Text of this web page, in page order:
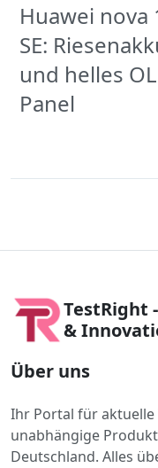
Huawei nova
SE:
und helles
Panel
TestRight
&
Über uns
Ihr Portal für aktuelle
unabhängige
Deutschland. Alles